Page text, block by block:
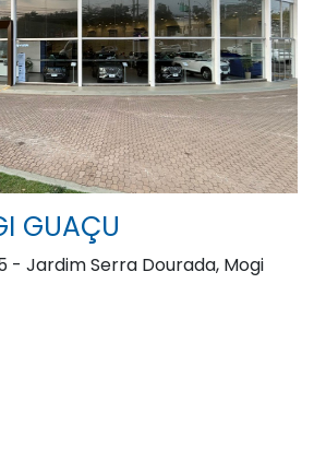
GUAÇU
- Jardim Serra Dourada, Mogi